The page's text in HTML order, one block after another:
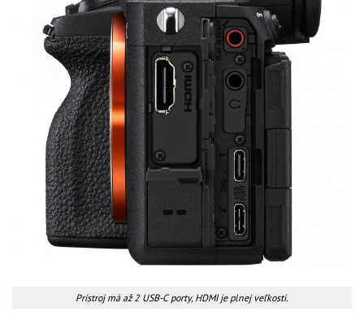
Prístroj má až 2 USB-C porty, HDMI je plnej veľkosti.